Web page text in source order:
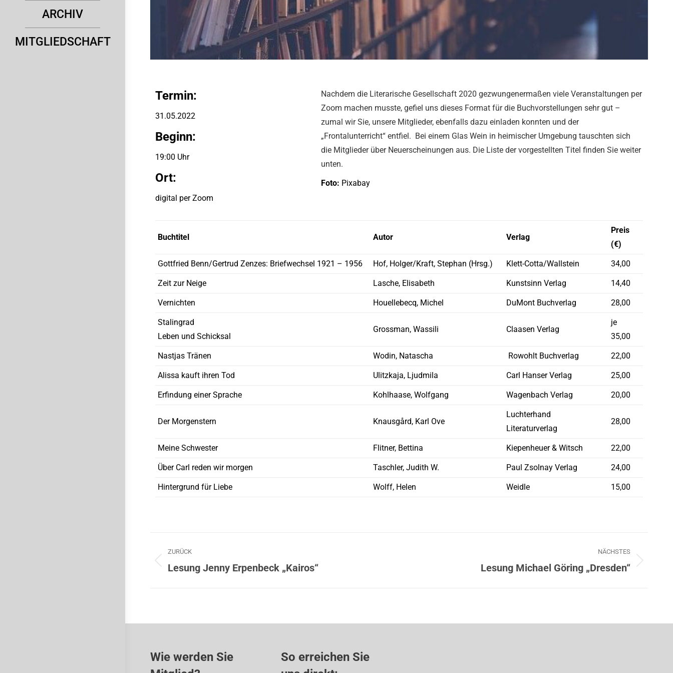
ARCHIV
MITGLIEDSCHAFT
Termin:
31.05.2022
Beginn:
19:00 Uhr
Ort:
digital per Zoom
Nachdem die Literarische Gesellschaft 2020 gezwungenermaßen viele Veranstaltungen per
Zoom machen musste, gefiel uns dieses Format für die Buchvorstellungen sehr gut –
zumal wir Sie, unsere Mitglieder, ebenfalls dazu einladen konnten und der
„Frontalunterricht“ entfiel. Bei einem Glas Wein in heimischer Umgebung tauschten sich
die Mitglieder über Neuerscheinungen aus. Die Liste der vorgestellten Titel finden Sie weiter
unten.
Foto: Pixabay
Buchtitel Autor Verlag
Preis
(€)
Gottfried Benn/Gertrud Zenzes: Briefwechsel 1921 – 1956 Hof, Holger/Kraft, Stephan (Hrsg.) Klett-Cotta/Wallstein 34,00
Zeit zur Neige Lasche, Elisabeth Kunstsinn Verlag 14,40
Vernichten Houellebecq, Michel DuMont Buchverlag 28,00
Stalingrad
Leben und Schicksal
Grossman, Wassili Claasen Verlag
je
35,00
Nastjas Tränen Wodin, Natascha ‎ Rowohlt Buchverlag 22,00
Alissa kauft ihren Tod Ulitzkaja, Ljudmila Carl Hanser Verlag 25,00
Erfindung einer Sprache Kohlhaase, Wolfgang Wagenbach Verlag 20,00
Der Morgenstern Knausgård, Karl Ove
Luchterhand
Literaturverlag
28,00
Meine Schwester Flitner, Bettina Kiepenheuer & Witsch 22,00
Über Carl reden wir morgen Taschler, Judith W. Paul Zsolnay Verlag 24,00
Hintergrund für Liebe Wolff, Helen Weidle 15,00
ZURÜCK
Lesung Jenny Erpenbeck „Kairos“
NÄCHSTES
Lesung Michael Göring „Dresden“
Wie werden Sie
So erreichen Sie